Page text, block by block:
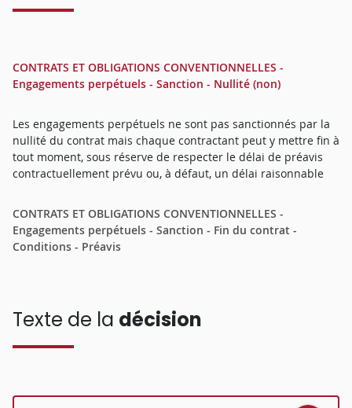
CONTRATS ET OBLIGATIONS CONVENTIONNELLES -
Engagements perpétuels - Sanction - Nullité (non)
Les engagements perpétuels ne sont pas sanctionnés par la
nullité du contrat mais chaque contractant peut y mettre fin à
tout moment, sous réserve de respecter le délai de préavis
contractuellement prévu ou, à défaut, un délai raisonnable
CONTRATS ET OBLIGATIONS CONVENTIONNELLES -
Engagements perpétuels - Sanction - Fin du contrat -
Conditions - Préavis
Texte de la décision